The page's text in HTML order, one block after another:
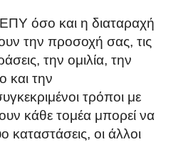
όσο και η διαταραχή
την προσοχή σας, τις
την ομιλία, την
και την
τρόποι με
κάθε τομέα μπορεί να
καταστάσεις, οι άλλοι